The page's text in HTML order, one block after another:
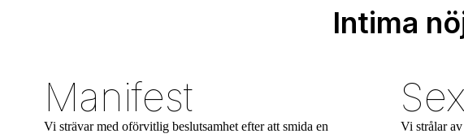
Intima
Manifest
Vi strävar med oförvitlig beslutsamhet efter att smida en Vi strålar